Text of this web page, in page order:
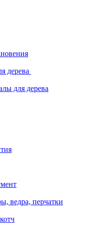
дерева
для дерева
ведра, перчатки